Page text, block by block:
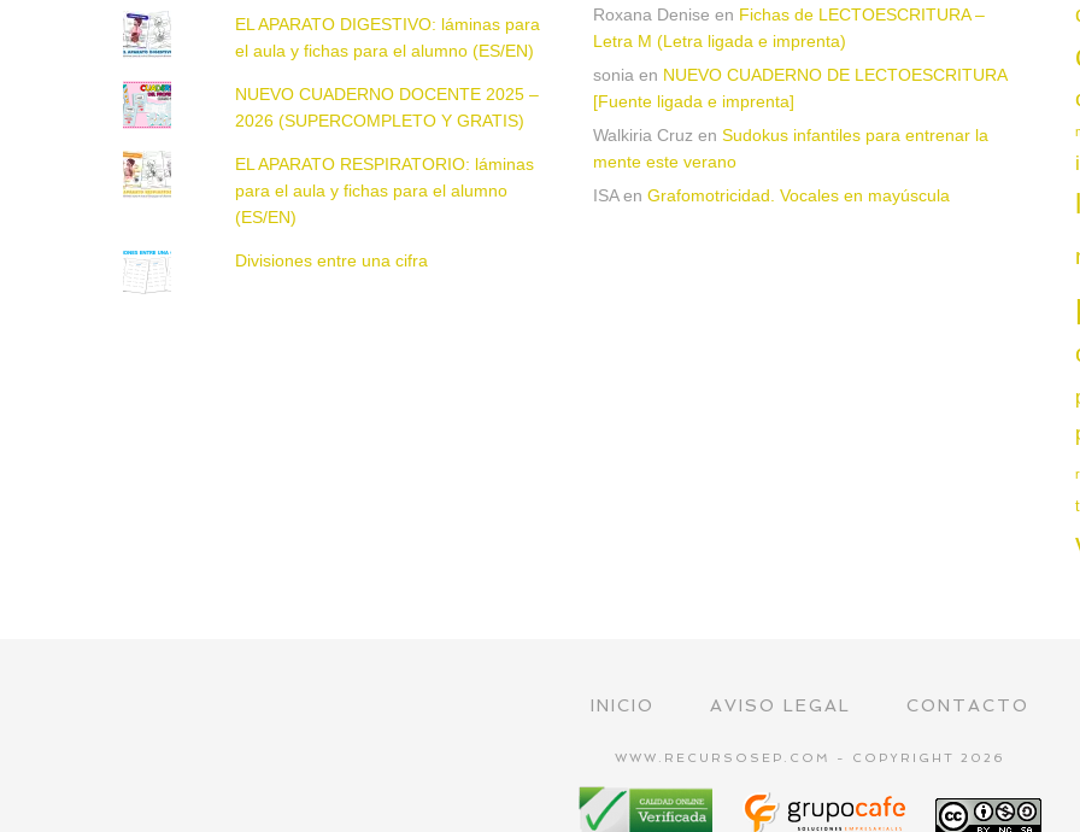
EL APARATO DIGESTIVO: láminas para
el aula y fichas para el alumno (ES/EN)
NUEVO CUADERNO DOCENTE 2025 –
2026 (SUPERCOMPLETO Y GRATIS)
EL APARATO RESPIRATORIO: láminas
para el aula y fichas para el alumno
(ES/EN)
Divisiones entre una cifra
Roxana Denise en Fichas de LECTOESCRITURA –
Letra M (Letra ligada e imprenta)
sonia en NUEVO CUADERNO DE LECTOESCRITURA
[Fuente ligada e imprenta]
Walkiria Cruz en Sudokus infantiles para entrenar la
mente este verano
ISAen Grafomotricidad. Vocales en mayúscula
INICIO AVISO LEGAL CONTACTO
WWW.RECURSOSEP.COM - COPYRIGHT 2026